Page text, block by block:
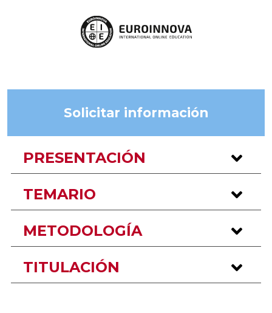
Solicitar información
PRESENTACIÓN
TEMARIO
METODOLOGÍA
TITULACIÓN